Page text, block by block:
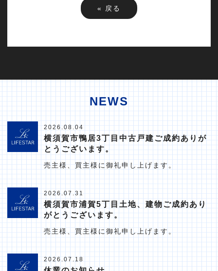
« 戻る
NEWS
2026.08.04
横須賀市鴨居3丁目中古戸建ご成約ありが
とうございます。
売主様、買主様に御礼申し上げます。
2026.07.31
横須賀市浦賀5丁目土地、建物ご成約あり
がとうございます。
売主様、買主様に御礼申し上げます。
2026.07.18